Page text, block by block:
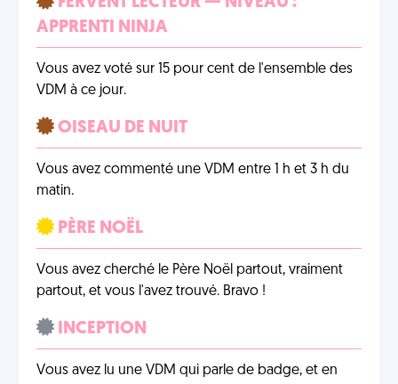
APPRENTI NINJA
Vous avez voté sur 15 pour cent de l'ensemble des
VDM à ce jour.
OISEAU DE NUIT
Vous avez commenté une VDM entre 1 h et 3 h du
matin.
PÈRE NOËL
Vous avez cherché le Père Noël partout, vraiment
partout, et vous l'avez trouvé. Bravo !
INCEPTION
Vous avez lu une VDM qui parle de badge, et en